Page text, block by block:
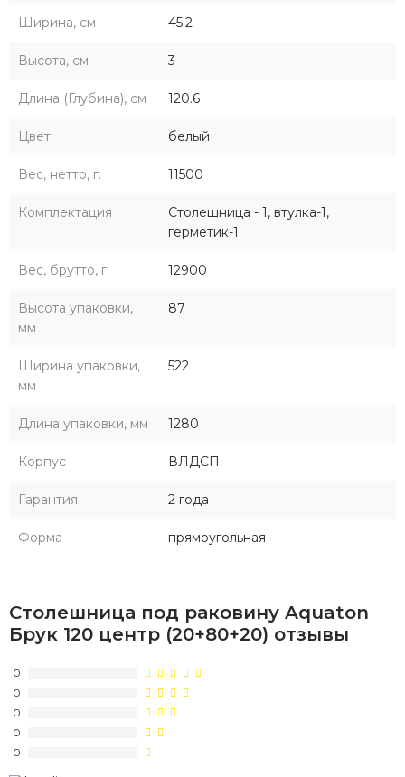
Ширина, см 45.2
Высота, см 3
Длина (Глубина), см 120.6
Цвет белый
Вес, нетто, г. 11500
Комплектация
Столешница - 1, втулка-1,
герметик-1
Вес, брутто, г. 12900
Высота упаковки,
мм
87
Ширина упаковки,
мм
522
Длина упаковки, мм 1280
Корпус ВЛДСП
Гарантия 2 года
Форма прямоугольная
Столешница под раковину Aquaton
Брук 120 центр (20+80+20) отзывы
0
0
0
0
0